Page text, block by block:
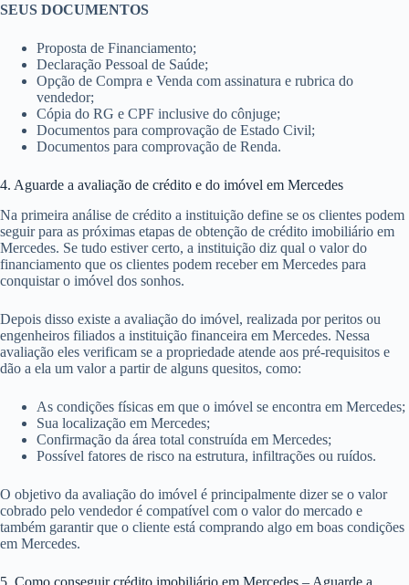
SEUS DOCUMENTOS
Proposta de Financiamento;
Declaração Pessoal de Saúde;
Opção de Compra e Venda com assinatura e rubrica do
vendedor;
Cópia do RG e CPF inclusive do cônjuge;
Documentos para comprovação de Estado Civil;
Documentos para comprovação de Renda.
4. Aguarde a avaliação de crédito e do imóvel em Mercedes
Na primeira análise de crédito a instituição define se os clientes podem
seguir para as próximas etapas de obtenção de crédito imobiliário em
Mercedes. Se tudo estiver certo, a instituição diz qual o valor do
financiamento que os clientes podem receber em Mercedes para
conquistar o imóvel dos sonhos.
Depois disso existe a avaliação do imóvel, realizada por peritos ou
engenheiros filiados a instituição financeira em Mercedes. Nessa
avaliação eles verificam se a propriedade atende aos pré-requisitos e
dão a ela um valor a partir de alguns quesitos, como:
As condições físicas em que o imóvel se encontra em Mercedes;
Sua localização em Mercedes;
Confirmação da área total construída em Mercedes;
Possível fatores de risco na estrutura, infiltrações ou ruídos.
O objetivo da avaliação do imóvel é principalmente dizer se o valor
cobrado pelo vendedor é compatível com o valor do mercado e
também garantir que o cliente está comprando algo em boas condições
em Mercedes.
5. Como conseguir crédito imobiliário em Mercedes – Aguarde a